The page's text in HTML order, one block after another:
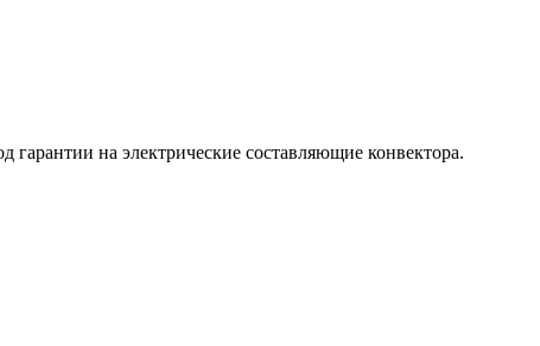
на электрические составляющие конвектора.